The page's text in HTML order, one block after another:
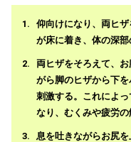
仰向けになり、両ヒ
が床に着き、体の深部
両ヒザをそろえて、
がら脚のヒザから下
刺激する。これによ
なり、むくみや疲労の
息を吐きながらお尻